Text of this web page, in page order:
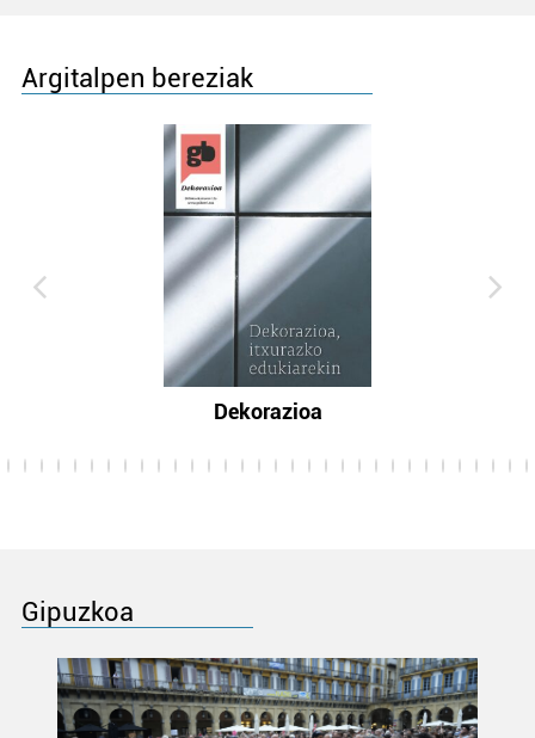
Argitalpen bereziak
Dekorazioa
Gipuzkoa